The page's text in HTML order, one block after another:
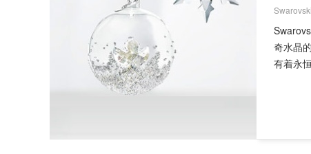
Swarovski
奇水晶
有着永